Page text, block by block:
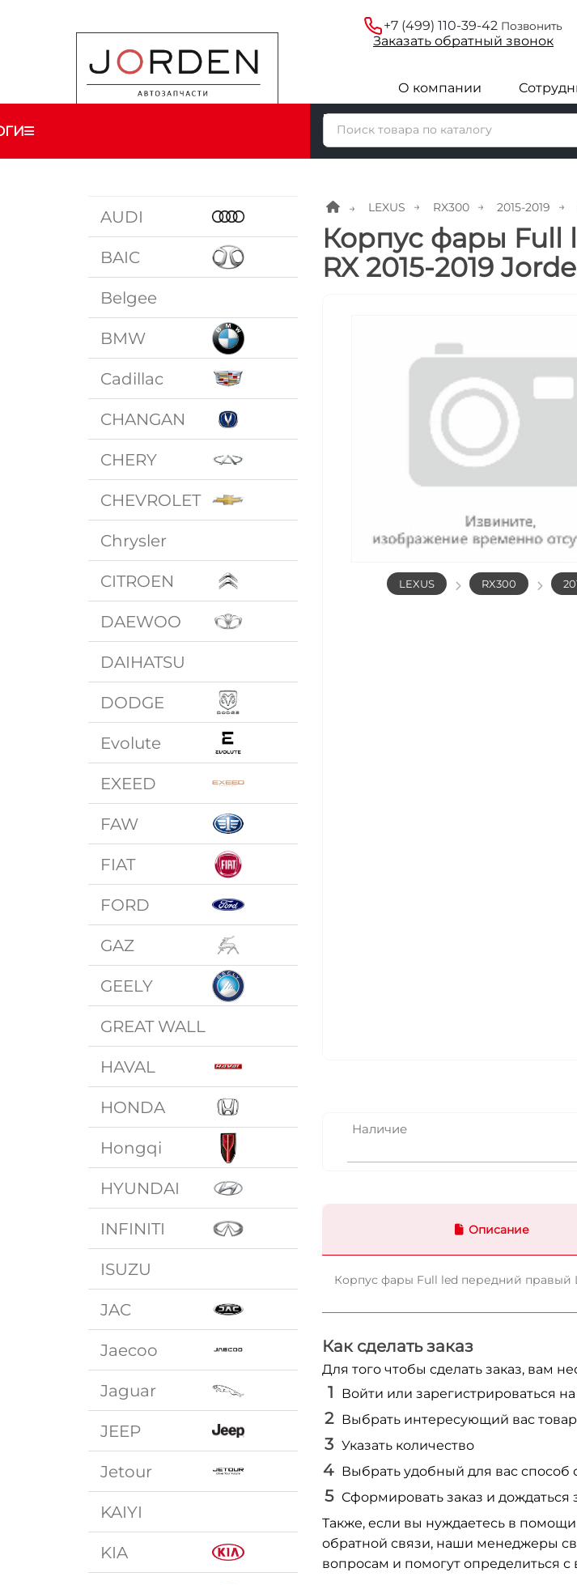
+7 (499) 110-39-42 Позвонить
Заказатьобратныйзвонок
О компании
AUDI
BAIC
Belgee
BMW
Cadillac
CHANGAN
CHERY
CHEVROLET
Chrysler
CITROEN
DAEWOO
DAIHATSU
DODGE
Evolute
EXEED
FAW
FIAT
FORD
GAZ
GEELY
GREAT WALL
HAVAL
HONDA
Hongqi
HYUNDAI
INFINITI
ISUZU
JAC
Jaecoo
Jaguar
JEEP
Jetour
KAIYI
KIA
LEXUS RX300 2015-2019
Корпус фары Full
RX 2015-2019
LEXUS RX300
Наличие
Описание
Корпус фары Full led передний правый
Как сделать заказ
Для того чтобы сделать заказ, вам
Войти или зарегистрироваться на
Выбрать интересующий вас товар
Указать количество
Выбрать удобный для вас способ
Сформировать заказ и
Также, если вы нуждаетесь в
обратной связи, наши менеджеры
вопросам и помогут определиться